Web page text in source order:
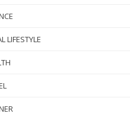
LIFESTYLE